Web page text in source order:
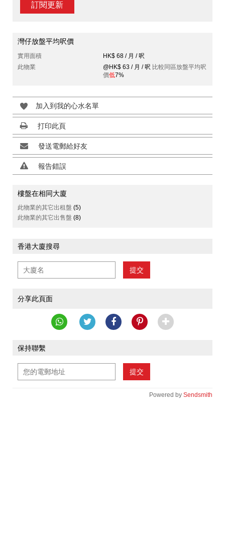
訂閱更新
灣仔放盤平均呎價
實用面積
HK$ 68 / 月 / 呎
此物業
@HK$ 63 / 月 / 呎 比較同區放盤平均呎
價低7%
加入到我的心水名單
打印此頁
發送電郵給好友
報告錯誤
樓盤在相同大廈
此物業的其它出租盤 (5)
此物業的其它出售盤 (8)
香港大廈搜尋
提交
分享此頁面
保持聯繫
提交
Powered by Sendsmith